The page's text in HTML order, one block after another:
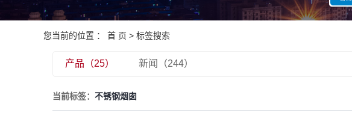
您当前的位置 ： 首 页 > 标签搜索
产品（25） 新闻（244）
当前标签： 不锈钢烟囱